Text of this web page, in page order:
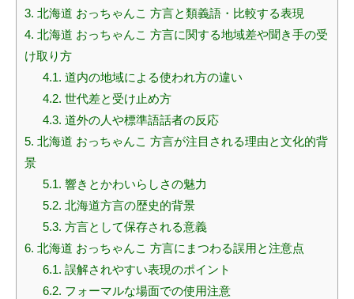
3. 北海道 おっちゃんこ 方言と類義語・比較する表現
4. 北海道 おっちゃんこ 方言に関する地域差や聞き手の受
け取り方
4.1. 道内の地域による使われ方の違い
4.2. 世代差と受け止め方
4.3. 道外の人や標準語話者の反応
5. 北海道 おっちゃんこ 方言が注目される理由と文化的背
景
5.1. 響きとかわいらしさの魅力
5.2. 北海道方言の歴史的背景
5.3. 方言として保存される意義
6. 北海道 おっちゃんこ 方言にまつわる誤用と注意点
6.1. 誤解されやすい表現のポイント
6.2. フォーマルな場面での使用注意